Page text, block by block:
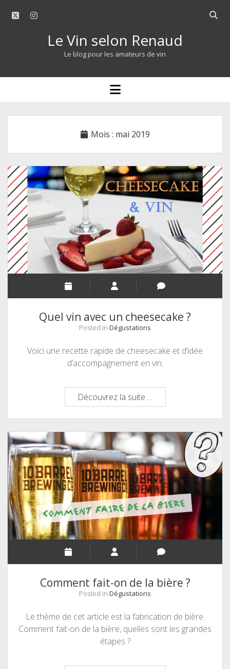
twitterinstagram
Open
Le Vin selon Renaud
Le blog pour les amateurs de vin
open
menu
Mois : mai 2019
Quel vin avec un cheesecake ?
Posted in Dégustations
Voici une recette rapide de cheesecake et d’idée
d’accompagnement en vin.
Découvrez la suite …
vin
avec
un
cheesecake
?
Comment fait-on de la bière ?
Posted in Dégustations
Le thème de cet article est la fabrication de bière.
Comment fait-on de la bière, quelles sont les grandes
étapes ?